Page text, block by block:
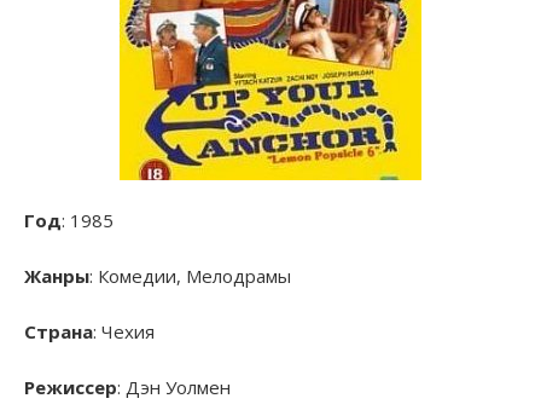
Год: 1985
Жанры: Комедии, Мелодрамы
Страна: Чехия
Режиссер: Дэн Уолмен